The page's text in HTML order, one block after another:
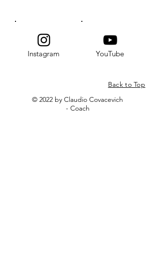
Instagram YouTube
Back to Top
© 2022 by Claudio Covacevich
- Coach